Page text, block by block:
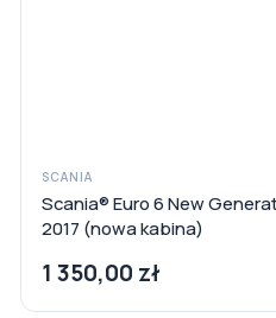
SCANIA
Scania® Euro 6 New
2017 (nowa kabina)
1 350,00 zł